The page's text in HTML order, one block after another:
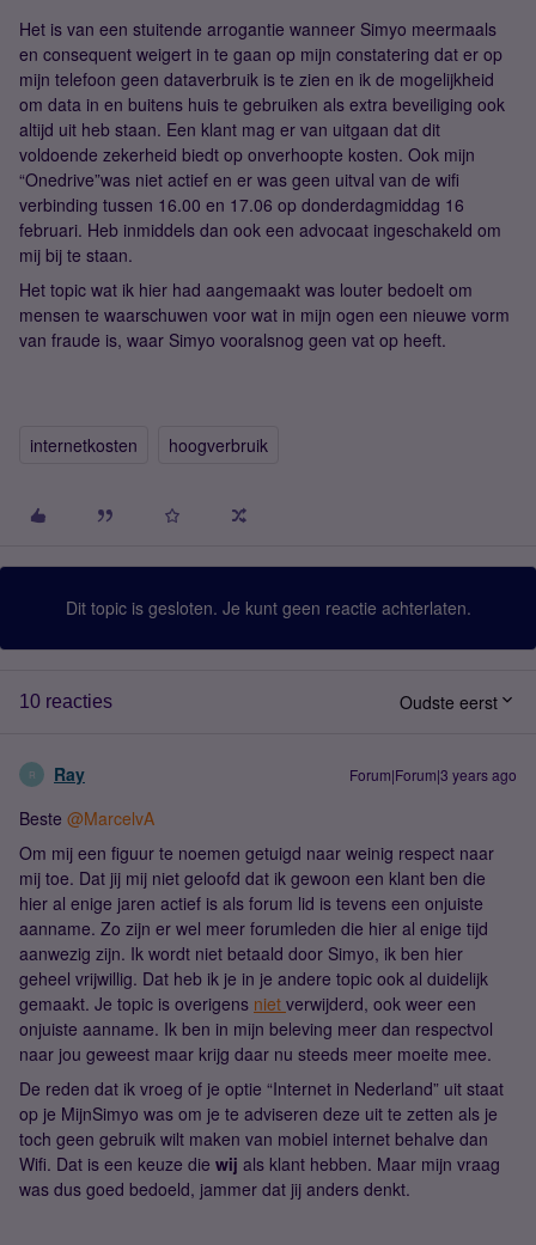
Het is van een stuitende arrogantie wanneer Simyo meermaals
en consequent weigert in te gaan op mijn constatering dat er op
mijn telefoon geen dataverbruik is te zien en ik de mogelijkheid
om data in en buitens huis te gebruiken als extra beveiliging ook
altijd uit heb staan. Een klant mag er van uitgaan dat dit
voldoende zekerheid biedt op onverhoopte kosten. Ook mijn
“Onedrive”was niet actief en er was geen uitval van de wifi
verbinding tussen 16.00 en 17.06 op donderdagmiddag 16
februari. Heb inmiddels dan ook een advocaat ingeschakeld om
mij bij te staan.
Het topic wat ik hier had aangemaakt was louter bedoelt om
mensen te waarschuwen voor wat in mijn ogen een nieuwe vorm
van fraude is, waar Simyo vooralsnog geen vat op heeft.
internetkosten hoogverbruik
Dit topic is gesloten. Je kunt geen reactie achterlaten.
10 reacties Oudste eerst
R Ray Forum|Forum|3 years ago
Beste @MarcelvA
Om mij een figuur te noemen getuigd naar weinig respect naar
mij toe. Dat jij mij niet geloofd dat ik gewoon een klant ben die
hier al enige jaren actief is als forum lid is tevens een onjuiste
aanname. Zo zijn er wel meer forumleden die hier al enige tijd
aanwezig zijn. Ik wordt niet betaald door Simyo, ik ben hier
geheel vrijwillig. Dat heb ik je in je andere topic ook al duidelijk
gemaakt. Je topic is overigens niet verwijderd, ook weer een
onjuiste aanname. Ik ben in mijn beleving meer dan respectvol
naar jou geweest maar krijg daar nu steeds meer moeite mee.
De reden dat ik vroeg of je optie “Internet in Nederland” uit staat
op je MijnSimyo was om je te adviseren deze uit te zetten als je
toch geen gebruik wilt maken van mobiel internet behalve dan
Wifi. Dat is een keuze die wij als klant hebben. Maar mijn vraag
was dus goed bedoeld, jammer dat jij anders denkt.